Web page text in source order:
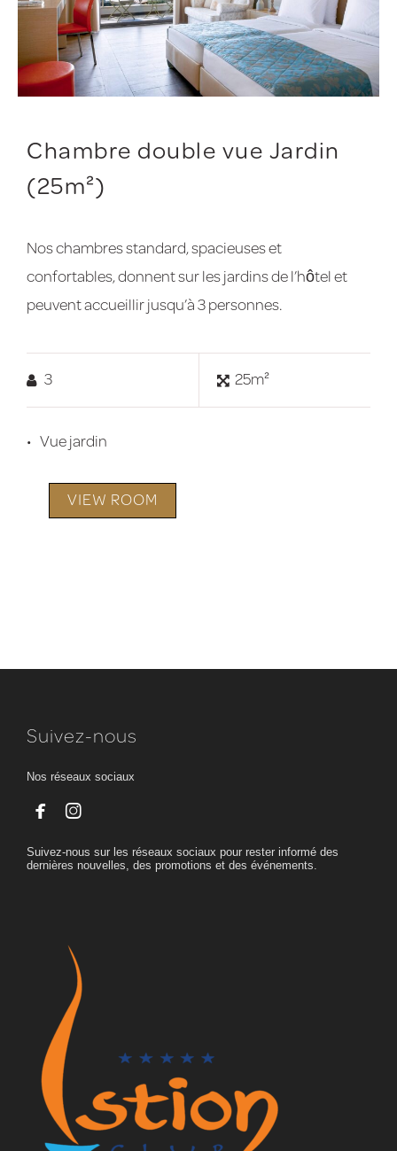
Chambre double vue Jardin
(25m²)
Nos chambres standard, spacieuses et
confortables, donnent sur les jardins de l’hôtel et
peuvent accueillir jusqu’à 3 personnes.
3 25m²
Vue jardin
VIEW ROOM
Suivez-nous
Nos réseaux sociaux
 
Suivez-nous sur les réseaux sociaux pour rester informé des
dernières nouvelles, des promotions et des événements.